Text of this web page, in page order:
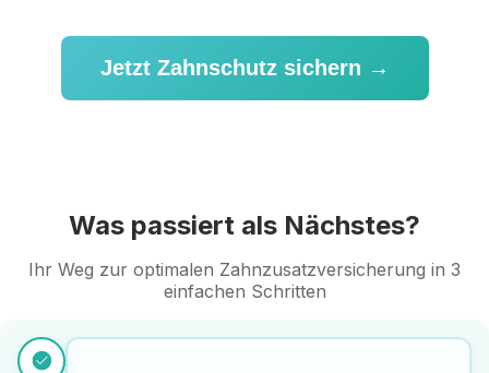
Jetzt Zahnschutz sichern →
Was passiert als Nächstes?
Ihr Weg zur optimalen Zahnzusatzversicherung in 3
einfachen Schritten
check_circle